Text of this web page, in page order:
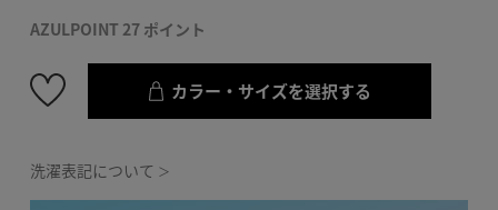
AZULPOINT 27 ポイント
カラー・サイズを選択する
洗濯表記について ＞